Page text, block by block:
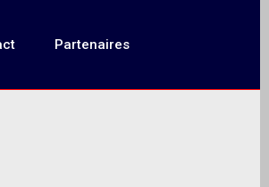
Partenaires